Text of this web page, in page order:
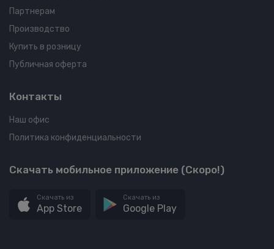
Партнерам
Производство
Купить в розницу
Публичная оферта
Контакты
Наш офис
Политика конфиденциальности
Скачать мобильное приложение (Скоро!)
Скачать из
App Store
Скачать из
Google Play